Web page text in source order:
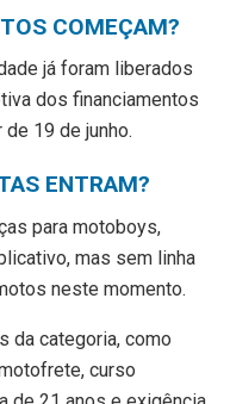
COMEÇAM?
já foram liberados
dos financiamentos
19 de junho.
ENTRAM?
para motoboys,
mas sem linha
neste momento.
da categoria, como
curso